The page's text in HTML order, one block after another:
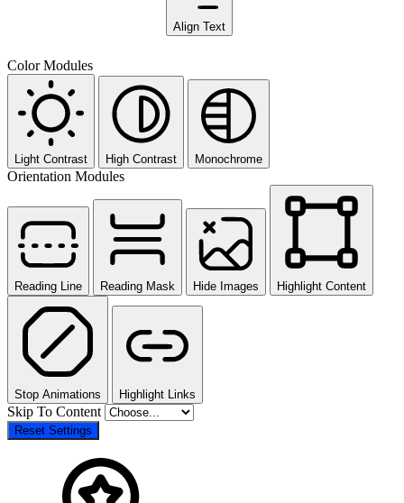
Align Text
Color Modules
Light Contrast High Contrast Monochrome
Orientation Modules
Reading Line Reading Mask Hide Images Highlight Content
Stop Animations Highlight Links
Skip To Content
Reset Settings